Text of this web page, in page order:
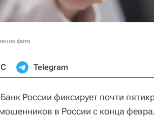
фото
Telegram
Банк России фиксирует почти
в России с конца